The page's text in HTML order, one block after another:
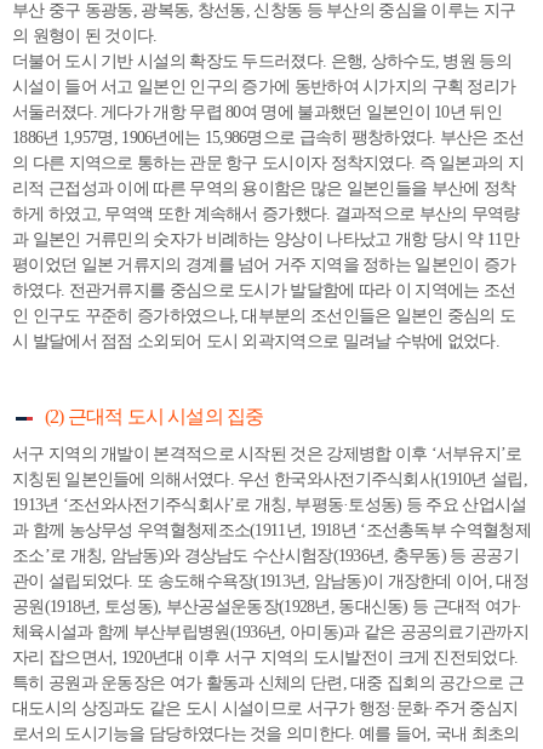
부산 중구 동광동, 광복동, 창선동, 신창동 등 부산의 중심을 이루는 지구
의 원형이 된 것이다.
더불어 도시 기반 시설의 확장도 두드러졌다. 은행, 상하수도, 병원 등의
시설이 들어 서고 일본인 인구의 증가에 동반하여 시가지의 구획 정리가
서둘러졌다. 게다가 개항 무렵 80여 명에 불과했던 일본인이 10년 뒤인
1886년 1,957명, 1906년에는 15,986명으로 급속히 팽창하였다. 부산은 조선
의 다른 지역으로 통하는 관문 항구 도시이자 정착지였다. 즉 일본과의 지
리적 근접성과 이에 따른 무역의 용이함은 많은 일본인들을 부산에 정착
하게 하였고, 무역액 또한 계속해서 증가했다. 결과적으로 부산의 무역량
과 일본인 거류민의 숫자가 비례하는 양상이 나타났고 개항 당시 약 11만
평이었던 일본 거류지의 경계를 넘어 거주 지역을 정하는 일본인이 증가
하였다. 전관거류지를 중심으로 도시가 발달함에 따라 이 지역에는 조선
인 인구도 꾸준히 증가하였으나, 대부분의 조선인들은 일본인 중심의 도
시 발달에서 점점 소외되어 도시 외곽지역으로 밀려날 수밖에 없었다.
(2) 근대적 도시 시설의 집중
서구 지역의 개발이 본격적으로 시작된 것은 강제병합 이후 ‘서부유지’로
지칭된 일본인들에 의해서였다. 우선 한국와사전기주식회사(1910년 설립,
1913년 ‘조선와사전기주식회사’로 개칭, 부평동·토성동) 등 주요 산업시설
과 함께 농상무성 우역혈청제조소(1911년, 1918년 ‘조선총독부 수역혈청제
조소’로 개칭, 암남동)와 경상남도 수산시험장(1936년, 충무동) 등 공공기
관이 설립되었다. 또 송도해수욕장(1913년, 암남동)이 개장한데 이어, 대정
공원(1918년, 토성동), 부산공설운동장(1928년, 동대신동) 등 근대적 여가·
체육시설과 함께 부산부립병원(1936년, 아미동)과 같은 공공의료기관까지
자리 잡으면서, 1920년대 이후 서구 지역의 도시발전이 크게 진전되었다.
특히 공원과 운동장은 여가 활동과 신체의 단련, 대중 집회의 공간으로 근
대도시의 상징과도 같은 도시 시설이므로 서구가 행정·문화·주거 중심지
로서의 도시기능을 담당하였다는 것을 의미한다. 예를 들어, 국내 최초의